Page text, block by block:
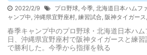
2022/2/9 プロ野球, 今季, 北海道日本ハムフ
ャンプ中, 沖縄県宜野座村, 練習試合, 阪神タイガース,
春季キャンプ中のプロ野球・北海道日本ハム
日、沖縄県宜野座村で阪神タイガースと練
で勝利した。今季から指揮を執る